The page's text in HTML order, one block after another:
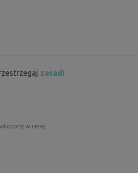
zasad!
w cenę.